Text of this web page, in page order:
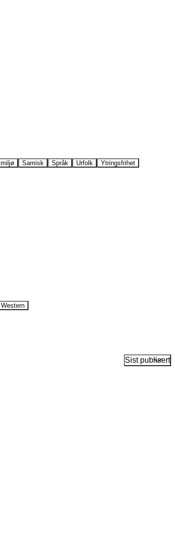
Samisk Språk Urfolk Ytringsfrihet
Western
Sist publisert